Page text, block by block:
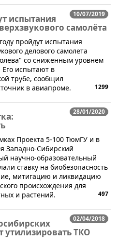
10/07/2019
испытания
самолёта
пройдут испытания
делового самолета
со сниженным уровнем
Его испытают в
трубе, сообщил
в авиапроме.
1299
28/01/2020
Проекта 5-100 ТюмГУ и в
Западно-Сибирский
научно-образовательный
ставку на биобезопасность
митигацию и ликвидацию
происхождения для
и растений.
497
02/04/2018
утилизировать ТКО